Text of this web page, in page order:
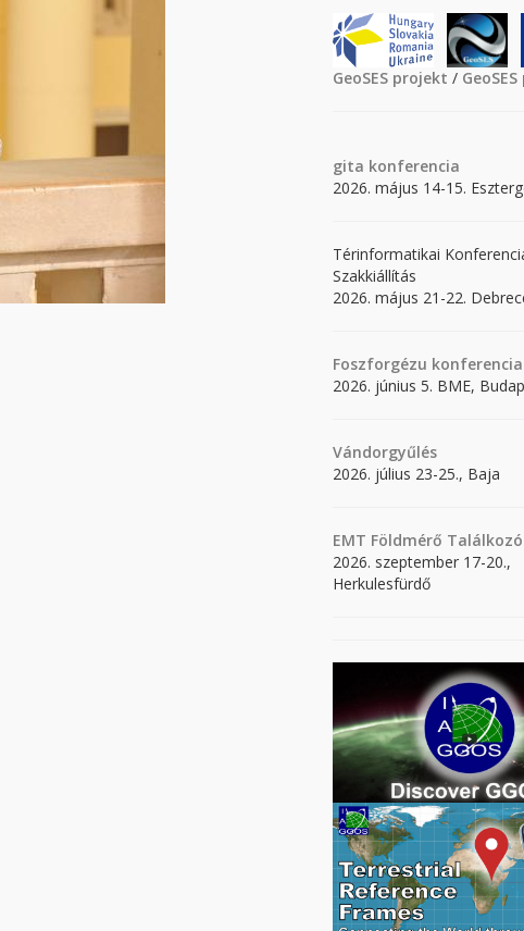
GeoSES projekt /
gita konferencia
2026. május 14-15.
Térinformatikai
Szakkiállítás
2026. május 21-22.
Foszforgézu konferencia
2026. június 5. BME,
Vándorgyűlés
2026. július 23-25., Baja
EMT Földmérő Találkozó
2026. szeptember 17-20.,
Herkulesfürdő